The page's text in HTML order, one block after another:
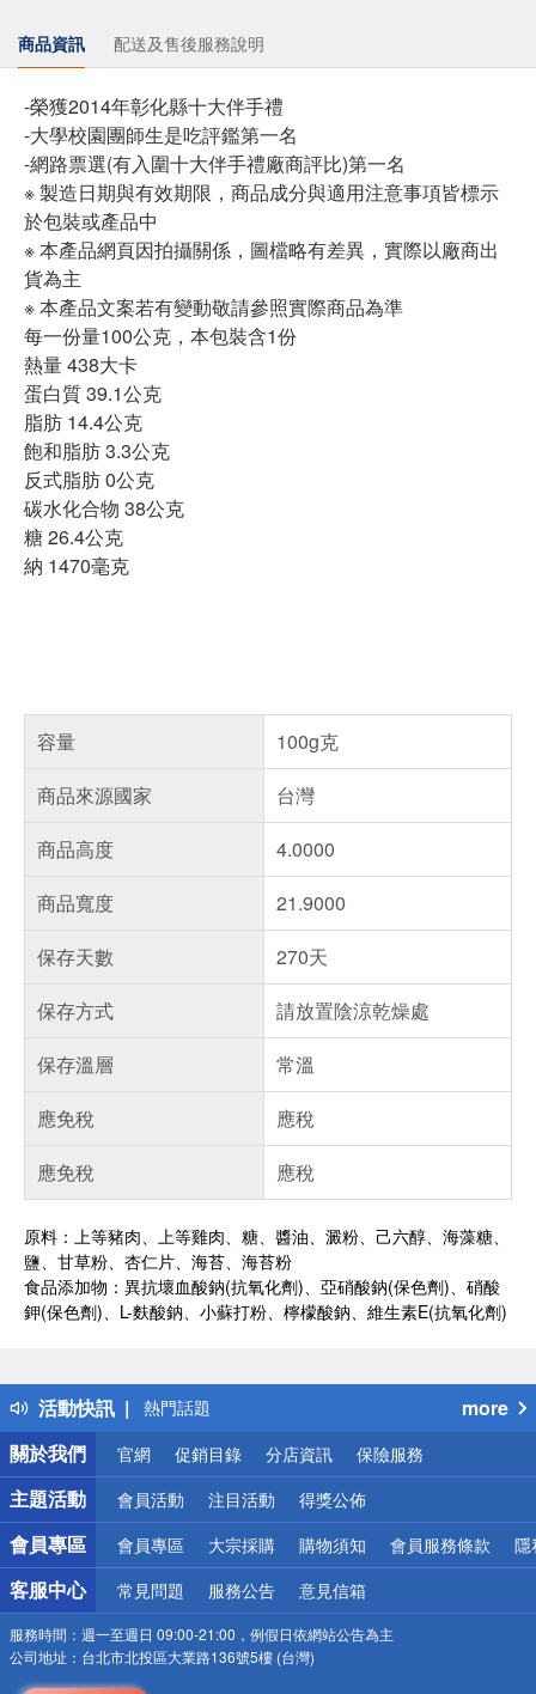
商品資訊 配送及售後服務說明
-榮獲2014年彰化縣十大伴手禮
-大學校園團師生是吃評鑑第一名
-網路票選(有入圍十大伴手禮廠商評比)第一名
※ 製造日期與有效期限，商品成分與適用注意事項皆標示
於包裝或產品中
※ 本產品網頁因拍攝關係，圖檔略有差異，實際以廠商出
貨為主
※ 本產品文案若有變動敬請參照實際商品為準
每一份量100公克，本包裝含1份
熱量 438大卡
蛋白質 39.1公克
脂肪 14.4公克
飽和脂肪 3.3公克
反式脂肪 0公克
碳水化合物 38公克
糖 26.4公克
納 1470毫克
容量
100g克
商品來源國家
台灣
商品高度
4.0000
商品寬度
21.9000
保存天數
270天
保存方式
請放置陰涼乾燥處
保存溫層
常溫
應免稅
應稅
應免稅
應稅
原料：上等豬肉、上等雞肉、糖、醬油、澱粉、己六醇、海藻糖、
鹽、甘草粉、杏仁片、海苔、海苔粉
食品添加物：異抗壞血酸鈉(抗氧化劑)、亞硝酸鈉(保色劑)、硝酸
鉀(保色劑)、L-麩酸鈉、小蘇打粉、檸檬酸鈉、維生素E(抗氧化劑)
活動快訊
得獎公告
熱門話題
銀行優惠
偏遠地區配送
詐騙網頁！請小心！
more
關於我們
官網 促銷目錄 分店資訊 保險服務
主題活動 會員活動 注目活動 得獎公佈
會員專區 會員專區 大宗採購 購物須知 會員服務條款 隱
客服中心 常見問題 服務公告 意見信箱
服務時間： 週一至週日 09:00-21:00，例假日依網站公告為主
公司地址： 台北市北投區大業路136號5樓 (台灣)